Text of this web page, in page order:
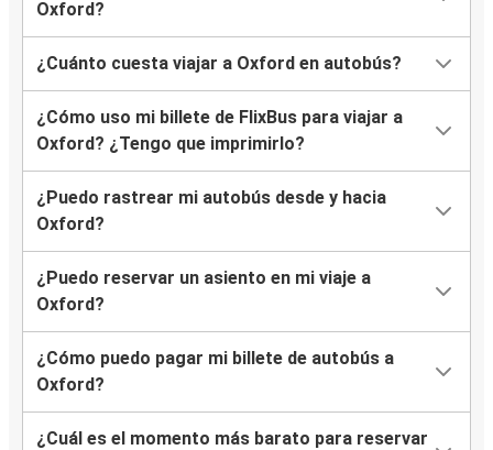
Oxford?
¿Cuánto cuesta viajar a Oxford en autobús?
¿Cómo uso mi billete de FlixBus para viajar a
Oxford? ¿Tengo que imprimirlo?
¿Puedo rastrear mi autobús desde y hacia
Oxford?
¿Puedo reservar un asiento en mi viaje a
Oxford?
¿Cómo puedo pagar mi billete de autobús a
Oxford?
¿Cuál es el momento más barato para reservar